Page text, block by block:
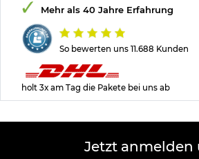
So bewerten uns 11.688 Kunden
Mehr als 40 Jahre Erfahrung
holt 3x am Tag die Pakete bei uns ab
Jetzt anmelden